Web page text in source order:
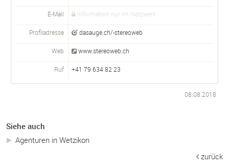
E-Mail Information nur im Netzwerk
Profiladresse dasauge.ch/-stereoweb
Web www.stereoweb.ch
Ruf +41 79 634 82 23
08.08.2018
Siehe auch
Agenturen in Wetzikon
zurück